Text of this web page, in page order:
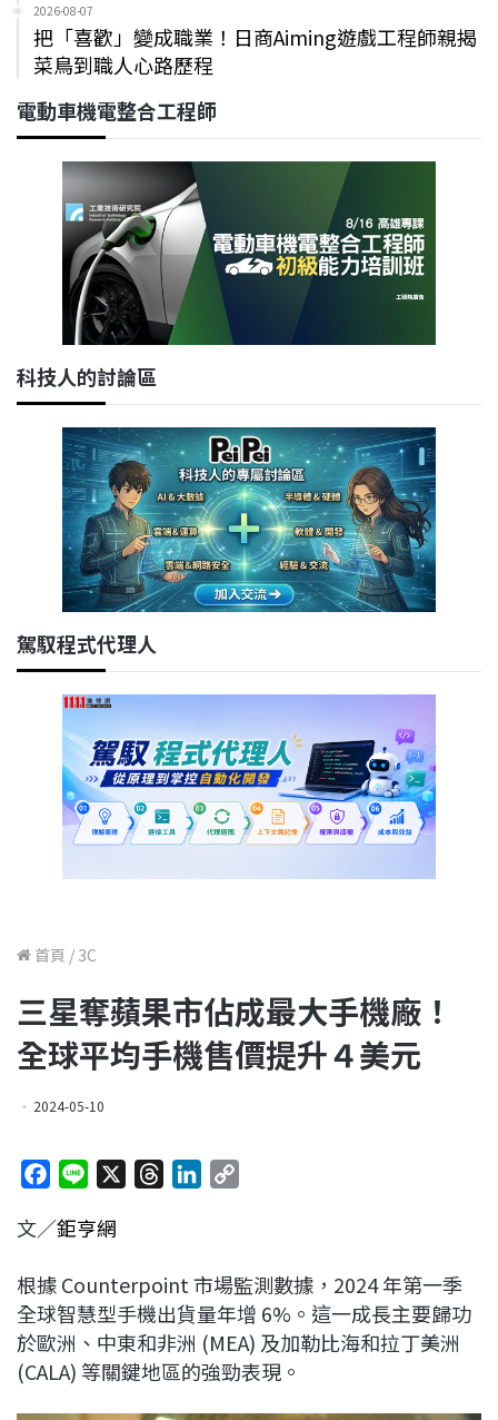
2026-08-07
把「喜歡」變成職業！日商Aiming遊戲工程師親揭
菜鳥到職人心路歷程
電動車機電整合工程師
科技人的討論區
駕馭程式代理人